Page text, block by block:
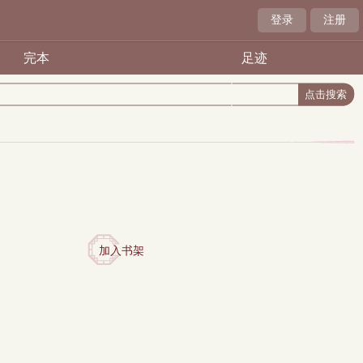
登录 注册
完本 足迹
加入书架